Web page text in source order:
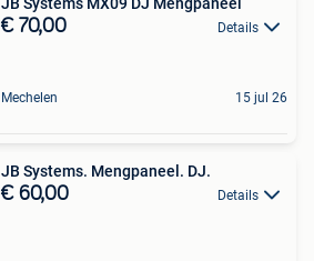
€ 70,00 Details
Mechelen 15 jul 26
JB Systems. Mengpaneel. DJ.
€ 60,00 Details